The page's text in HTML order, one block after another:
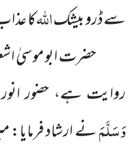
سے ڈرو بیشکاللہکا
حضرت ابو موسیٰ
روایت ہے، حضور انور
وَسَلَّمَنے ارشاد